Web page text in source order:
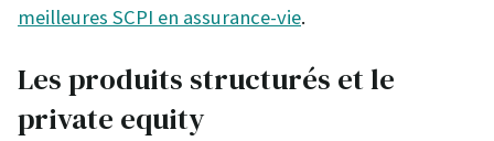
meilleures SCPI en assurance-vie.
Les produits structurés et le
private equity